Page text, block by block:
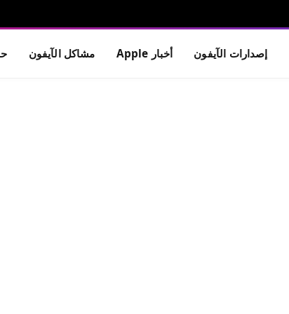
إصدارات الآيفون أخبار Apple مشاكل الآيفون